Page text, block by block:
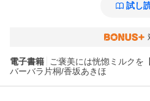
試し
電子書籍
ご褒美には恍惚ミルクを
バーバラ片桐/香坂あきほ